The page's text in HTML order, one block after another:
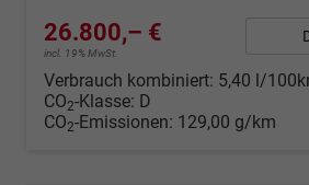
26.800,– €
incl. 19% MwSt.
Verbrauch kombiniert: 5,40 l/
CO2-Klasse: D
CO2-Emissionen: 129,00 g/km